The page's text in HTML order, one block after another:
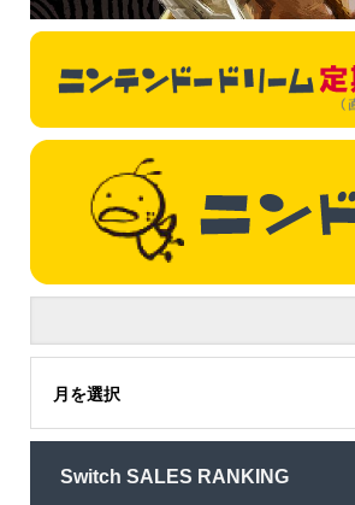
月を選択
Switch SALES RANKING